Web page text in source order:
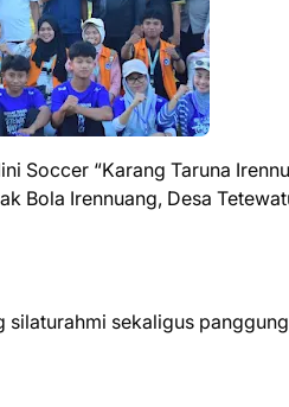
Soccer “Karang Taruna
Bola Irennuang, Desa
silaturahmi sekaligus